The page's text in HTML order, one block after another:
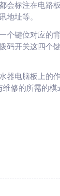
会标注在电路
地址等。
个键位对应的
码开关这四个
器电脑板上的
修的所需的模